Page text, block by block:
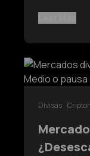
Tesoro y los
Divisas